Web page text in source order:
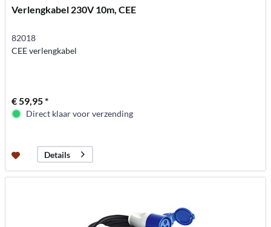
Verlengkabel 230V 10m, CEE
82018
CEE verlengkabel
€ 59,95 *
Direct klaar voor verzending
Details